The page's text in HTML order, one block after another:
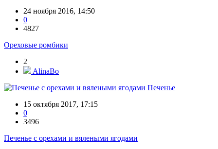
24 ноября 2016, 14:50
0
4827
Ореховые ромбики
2
AlinaBo
Печенье
15 октября 2017, 17:15
0
3496
Печенье с орехами и вялеными ягодами